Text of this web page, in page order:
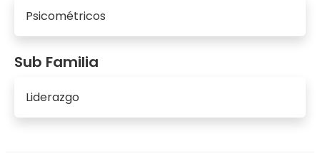
Psicométricos
Sub Familia
Liderazgo